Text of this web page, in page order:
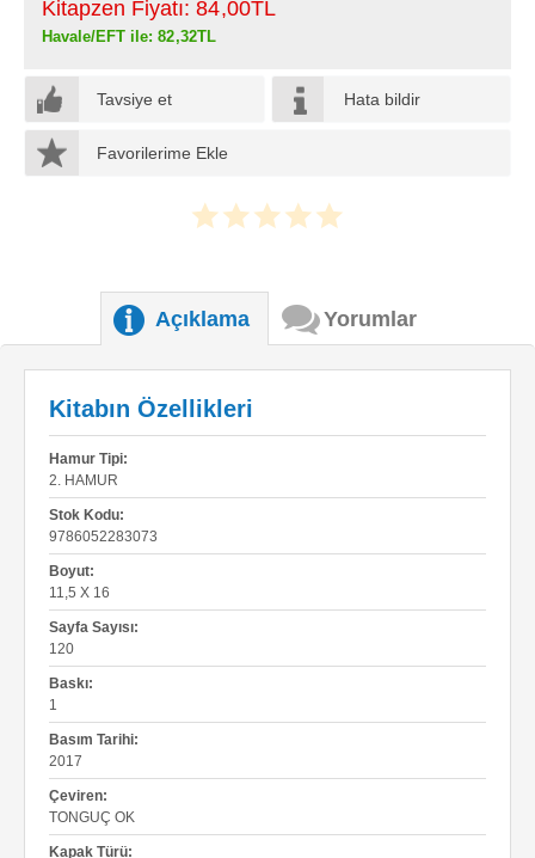
Kitapzen Fiyatı: 84,00TL
Havale/EFT ile: 82,32TL
Tavsiye et Hata bildir
Favorilerime Ekle
Açıklama Yorumlar
Kitabın Özellikleri
Hamur Tipi:
2. HAMUR
Stok Kodu:
9786052283073
Boyut:
11,5 X 16
Sayfa Sayısı:
120
Baskı:
1
Basım Tarihi:
2017
Çeviren:
TONGUÇ OK
Kapak Türü: